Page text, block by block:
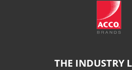
THE INDUSTRY